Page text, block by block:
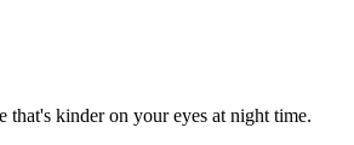
that's kinder on your eyes at night time.